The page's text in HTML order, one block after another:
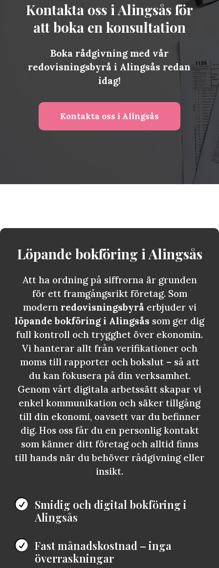
Kontakta oss i Alingsås för
att boka en konsultation
Boka rådgivning med vår
redovisningsbyrå i Alingsås redan
idag!
Kontakta oss i Alingsås
Löpande bokföring iAlingsås
Att ha ordning på siffrorna är grunden
för ett framgångsrikt företag. Som
modern redovisningsbyrå erbjuder vi
löpande bokföring i Alingsås som ger dig
full kontroll och trygghet över ekonomin.
Vi hanterar allt från verifikationer och
moms till rapporter och bokslut – så att
du kan fokusera på din verksamhet.
Genom vårt digitala arbetssätt skapar vi
enkel kommunikation och säker tillgång
till din ekonomi, oavsett var du befinner
dig. Hos oss får du en personlig kontakt
som känner ditt företag och alltid finns
till hands när du behöver rådgivning eller
insikt.
 Smidig och digital bokföring i
Alingsås
 Fast månadskostnad – inga
överraskningar